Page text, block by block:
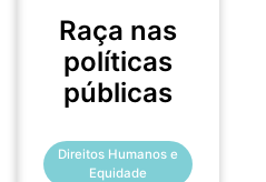
Raça nas
políticas
públicas
Direitos Humanos e
Equidade